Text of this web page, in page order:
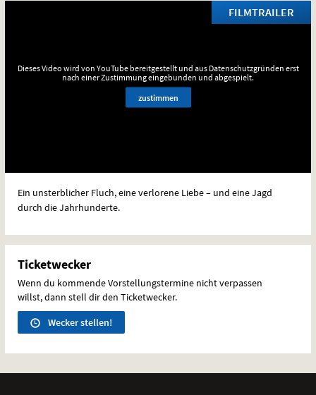
FILMTRAILER
Dieses Video wird von YouTube bereitgestellt und aus Datenschutzgründen erst
nach einer Zustimmung eingebunden und abgespielt.
zustimmen
Ein unsterblicher Fluch, eine verlorene Liebe – und eine Jagd
durch die Jahrhunderte.
Ticketwecker
Wenn du kommende Vorstellungstermine nicht verpassen
willst, dann stell dir den Ticketwecker.
Wecker stellen!